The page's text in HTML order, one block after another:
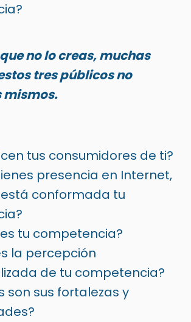
no lo creas, muchas
tres públicos no
mismos.
tus consumidores de ti?
presencia en Internet,
conformada tu
tu competencia?
la percepción
de tu competencia?
son sus fortalezas y